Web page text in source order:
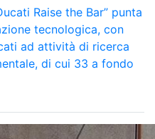
Raise the Bar” punta
tecnologica, con
ad attività di ricerca
di cui 33 a fondo